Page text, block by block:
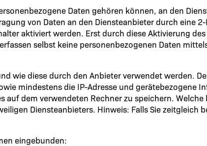
Daten gehören können, an den
von Daten an den Diensteanbieter durch eine
aktiviert werden. Erst durch diese Aktivierung
selbst keine personenbezogenen Daten
wie diese durch den Anbieter verwendet werden.
mindestens die IP-Adresse und gerätebezogene
dem verwendeten Rechner zu speichern.
Diensteanbieters. Hinweis: Falls Sie zeitgleich
eingebunden: